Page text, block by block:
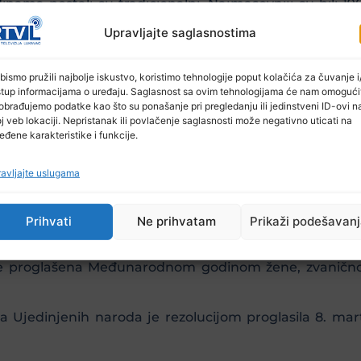
Upravljajte saglasnostima
pružili najbolje iskustvo, koristimo tehnologije poput kolačića za čuvanje
informacijama o uređaju. Saglasnost sa ovim tehnologijama će nam
podatke kao što su ponašanje pri pregledanju ili jedinstveni ID-ovi
veb lokaciji. Nepristanak ili povlačenje saglasnosti može negativno uticati na
karakteristike i funkcije.
uslugama
Prihvati Ne prihvatam Prikaži
postali su tradicionalni. Najmasovniji su bili
bolje plate i pravo glasa.
je 1910. godine u Kopenhagenu u
Klare Cetkin, koja je bila članica Njemačke
je u Austriji, Danskoj, Njemačkoj i Švicarskoj.
žena u Rusiji bile su prvi stadijum ruske revolucije.
feministkinja Aleksandra Kolontaj nagovorila je
koristio se za obilježavanje “herojstva radnica”.
svoju ideološku osnovu i postao je prilika
proglašena Međunarodnom godinom žene,
Ujedinjenih naroda je rezolucijom proglasila 8.